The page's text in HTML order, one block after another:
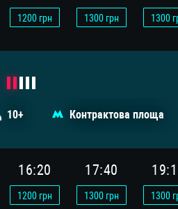
1200 грн 1300 грн 1300
10+ Контрактова площа
16:20
1200 грн
17:40
1300 грн 1300